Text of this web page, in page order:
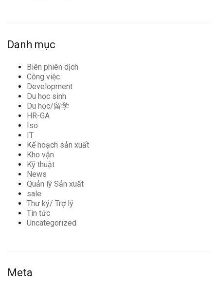
Danh mục
Biên phiên dịch
Công việc
Development
Du học sinh
Du học/留学
HR-GA
Iso
IT
Kế hoạch sản xuất
Kho vận
Kỹ thuật
News
Quản lý Sản xuất
sale
Thư ký/ Trợ lý
Tin tức
Uncategorized
Meta